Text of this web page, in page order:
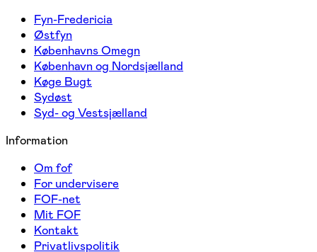
Fyn-Fredericia
Østfyn
Københavns Omegn
København og Nordsjælland
Køge Bugt
Sydøst
Syd- og Vestsjælland
Information
Om fof
For undervisere
FOF-net
Mit FOF
Kontakt
Privatlivspolitik